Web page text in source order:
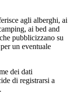
agli alberghi, ai
ai bed and
pubblicizzano su
un eventuale
dei dati
di registrarsi a